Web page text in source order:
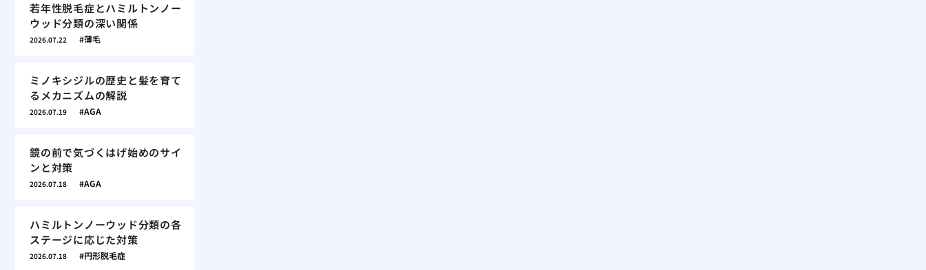
若年性脱毛症とハミルトンノー
ウッド分類の深い関係
2026.07.22 薄毛
ミノキシジルの歴史と髪を育て
るメカニズムの解説
2026.07.19 AGA
鏡の前で気づくはげ始めのサイ
ンと対策
2026.07.18 AGA
ハミルトンノーウッド分類の各
ステージに応じた対策
2026.07.18 円形脱毛症